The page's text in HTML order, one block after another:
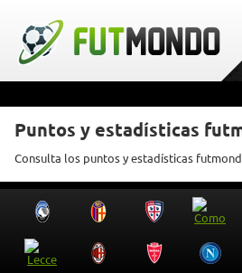
Puntos y estadísticas
Consulta los puntos y estadísticas